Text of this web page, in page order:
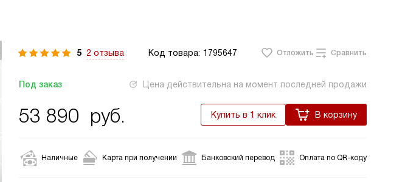
5 2 отзыва Код товара: 1795647 Отложить Сравнить
Под заказ Цена действительна на момент последней продажи
53 890 руб. Купить в 1 клик В корзину
Наличные Карта при получении Банковский перевод Оплата по QR-коду